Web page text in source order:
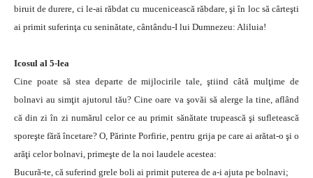
biruit de durere, ci le-ai răbdat cu mucenicească răbdare, şi în loc să cârteşti
ai primit suferinţa cu seninătate, cântându-I lui Dumnezeu: Aliluia!
Icosul al 5-lea
Cine poate să stea departe de mijlocirile tale, ştiind câtă mulţime de
bolnavi au simţit ajutorul tău? Cine oare va şovăi să alerge la tine, aflând
că din zi în zi numărul celor ce au primit sănătate trupească şi sufletească
sporeşte fără încetare? O, Părinte Porfirie, pentru grija pe care ai arătat-o şi o
arăţi celor bolnavi, primeşte de la noi laudele acestea:
Bucură-te, că suferind grele boli ai primit puterea de a-i ajuta pe bolnavi;